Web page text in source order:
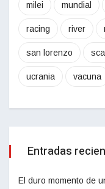
milei mundial
racing river
san lorenzo
ucrania vacuna
Entradas
El duro momento de